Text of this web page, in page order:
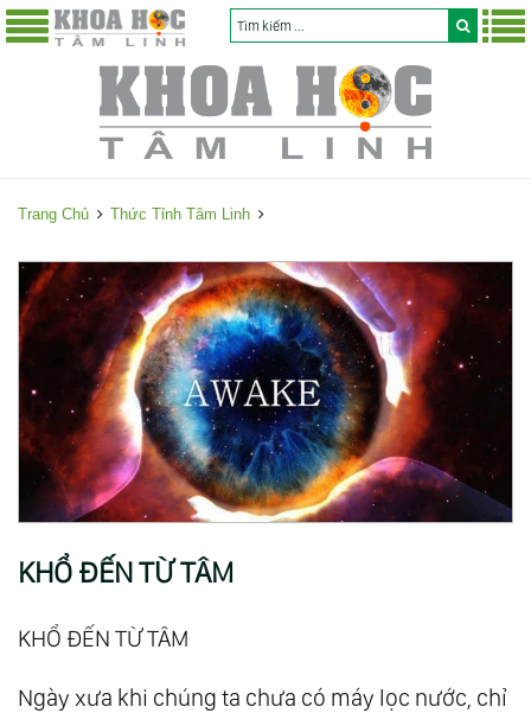
Trang Chủ Thức Tỉnh Tâm Linh
KHỔ ĐẾN TỪ TÂM
KHỔ ĐẾN TỪ TÂM
Ngày xưa khi chúng ta chưa có máy lọc nước, chỉ